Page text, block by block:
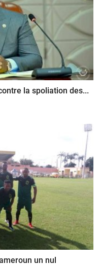
la spoliation des...
un nul